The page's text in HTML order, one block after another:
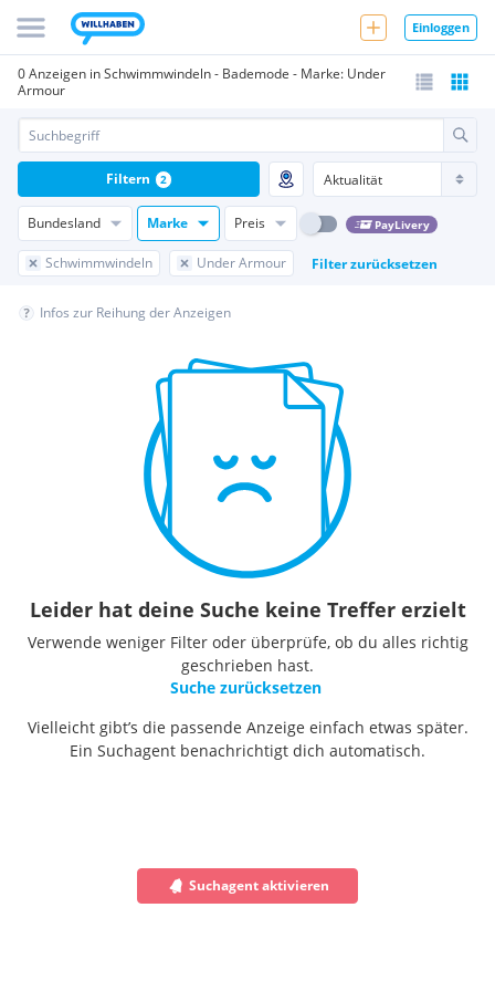
Einloggen
0 Anzeigen in Schwimmwindeln - Bademode - Marke: Under
Armour
Bundesland Marke Preis PayLivery
Schwimmwindeln Under Armour Filter zurücksetzen
Filtern 2
Infos zur Reihung der Anzeigen
Leider hat deine Suche keine Treffer erzielt
Verwende weniger Filter oder überprüfe, ob du alles richtig
geschrieben hast.
Suche zurücksetzen
Vielleicht gibt’s die passende Anzeige einfach etwas später.
Ein Suchagent benachrichtigt dich automatisch.
Suchagent aktivieren